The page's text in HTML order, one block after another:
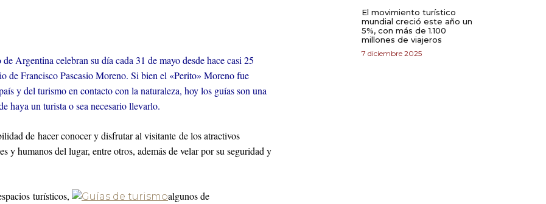
Argentina celebran su día cada 31 de mayo desde hace casi 25
de Francisco Pascasio Moreno. Si bien el «Perito» Moreno fue
y del turismo en contacto con la naturaleza, hoy los guías son una
haya un turista o sea necesario llevarlo.
de hacer conocer y disfrutar al visitante de los atractivos
y humanos del lugar, entre otros, además de velar por su seguridad y
turísticos,
algunos de
El movimiento turístico
mundial creció este año un
5%, con más de 1.100
millones de viajeros
7 diciembre 2025